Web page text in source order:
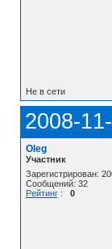
Не в сети
2008-
Oleg
Участник
Зарегистрирован:
Сообщений: 32
Рейтинг: 0